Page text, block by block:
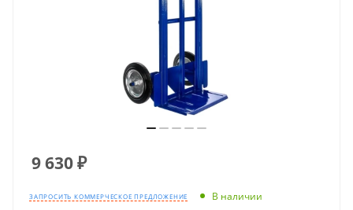
9 630₽
ЗАПРОСИТЬ КОММЕРЧЕСКОЕ ПРЕДЛОЖЕНИЕ
В наличии